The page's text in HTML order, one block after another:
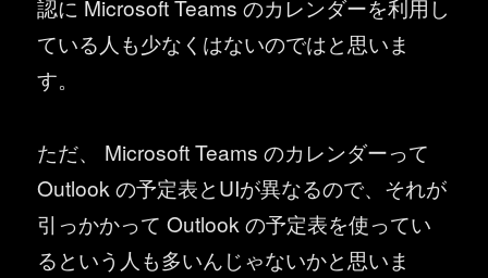
認に Microsoft Teams のカレンダーを利用し
ている人も少なくはないのではと思いま
す。
ただ、 Microsoft Teams のカレンダーって
Outlook の予定表とUIが異なるので、それが
引っかかって Outlook の予定表を使ってい
るという人も多いんじゃないかと思いま